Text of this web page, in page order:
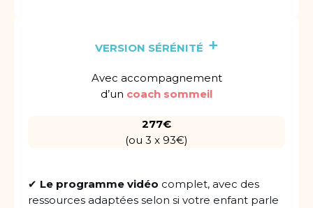
VERSION SÉRÉNITÉ +
Avec accompagnement
d’un coach sommeil
277€
(ou 3 x 93€)
✔ Le programme vidéo complet, avec des
ressources adaptées selon si votre enfant parle